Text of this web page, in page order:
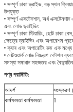
• সম্পূর্ণ চাকা ড্রাইভ, বড় স্থল
উপযুক্ত
• সম্পূর্ণ এক্সটেনশান, অর্ধ
এবং লোড ড্রাইভিং
• সম্পূর্ণ চাকা স্টিয়ারিং, ছোট চাকা
ক্ষেত্রে ড্রাইভিং এবং অপারেশন
• ক্যাব এবং অপারেটিং রুম এক
• নেটওয়ার্ক নোড নিয়ন্ত্রণ কৌশল
সমস্যা সমাধান সহজতর এবং
পণ্য পরামিতি:
আদর্শ সংস্করণ।
কর্মক্ষমতা কর্মক্ষমতা
1